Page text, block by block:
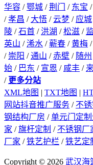
华容 /鄂城 /荆门 / 东宝 /
/孝昌 / 大悟 /云梦 / 应城
陵 /石首 / 洪湖 /松滋 /
英山 /浠水 /蕲春 /黄梅 /
/ 崇阳 /通山 /赤壁 / 随州
始 / 巴东 / 宣恩 / 咸丰 /
/ 更多分站
XML地图 | TXT地图 |
网站抖音推广服务 / 不锈
钢结构厂房 /单元门定
家 /旗杆定制 / 不锈钢厂
厂家 /铁艺护栏 /铁艺定
Copyright © 2026 武汉海